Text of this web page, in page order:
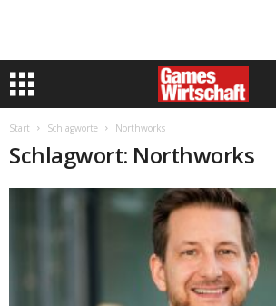
Start Schlagworte Northworks
Schlagwort: Northworks